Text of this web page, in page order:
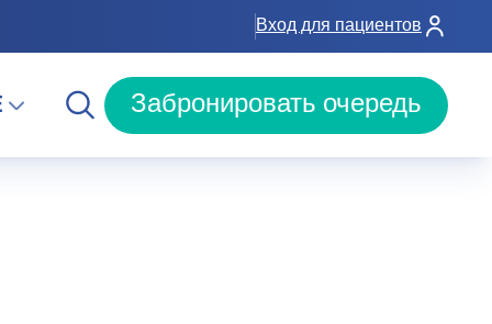
Вход для пациентов
Забронировать очередь